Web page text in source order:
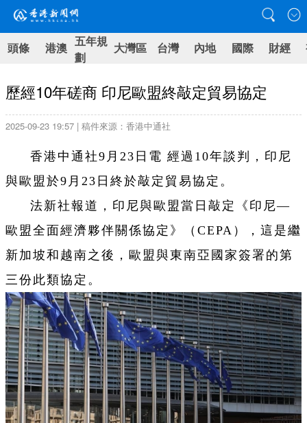
頭條 港澳 五年規
劃
大灣區 台灣 內地 國際 財經
歷經10年磋商 印尼歐盟終敲定貿易協定
2025-09-23 19:57 | 稿件來源：香港中通社
香港中通社9月23日電 經過10年談判，印尼
與歐盟於9月23日終於敲定貿易協定。
法新社報道，印尼與歐盟當日敲定《印尼—
歐盟全面經濟夥伴關係協定》（CEPA），這是繼
新加坡和越南之後，歐盟與東南亞國家簽署的第
三份此類協定。